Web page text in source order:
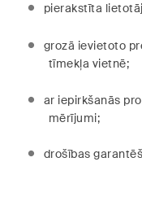
pierakstīta
grozā ievietoto
tīmekļa vietnē;
ar iepirkšanās
mērījumi;
drošības